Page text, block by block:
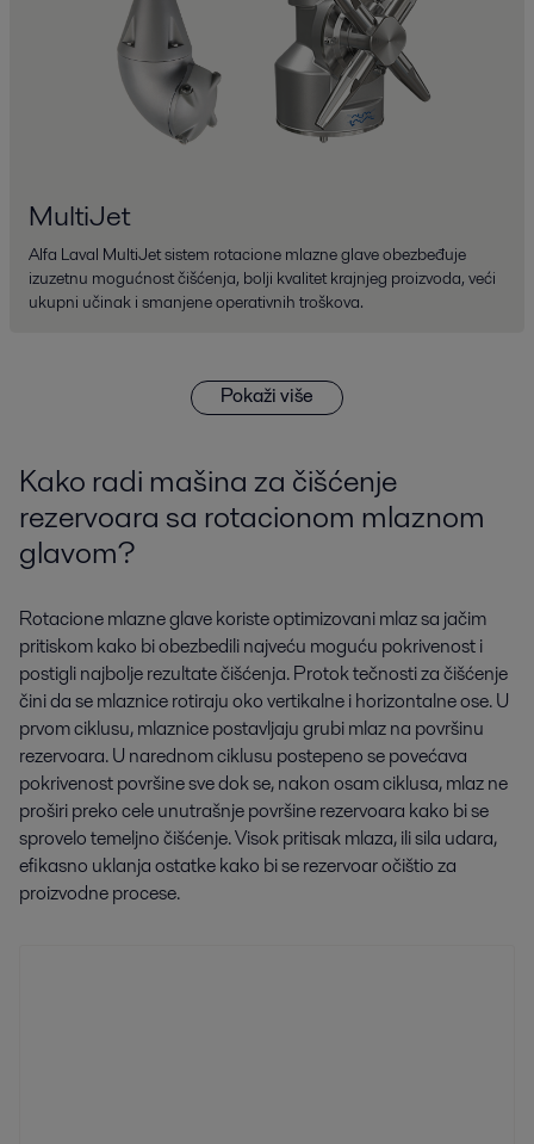
MultiJet
Alfa Laval MultiJet sistem rotacione mlazne glave obezbeđuje
izuzetnu mogućnost čišćenja, bolji kvalitet krajnjeg proizvoda, veći
ukupni učinak i smanjene operativnih troškova.
Pokaži više
Kako radi mašina za čišćenje
rezervoara sa rotacionom mlaznom
glavom?
Rotacione mlazne glave koriste optimizovani mlaz sa jačim
pritiskom kako bi obezbedili najveću moguću pokrivenost i
postigli najbolje rezultate čišćenja. Protok tečnosti za čišćenje
čini da se mlaznice rotiraju oko vertikalne i horizontalne ose. U
prvom ciklusu, mlaznice postavljaju grubi mlaz na površinu
rezervoara. U narednom ciklusu postepeno se povećava
pokrivenost površine sve dok se, nakon osam ciklusa, mlaz ne
proširi preko cele unutrašnje površine rezervoara kako bi se
sprovelo temeljno čišćenje. Visok pritisak mlaza, ili sila udara,
efikasno uklanja ostatke kako bi se rezervoar očištio za
proizvodne procese.